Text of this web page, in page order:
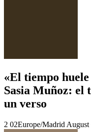
«El tiempo huele
Sasia Muñoz: el
un verso
2 02Europe/Madrid